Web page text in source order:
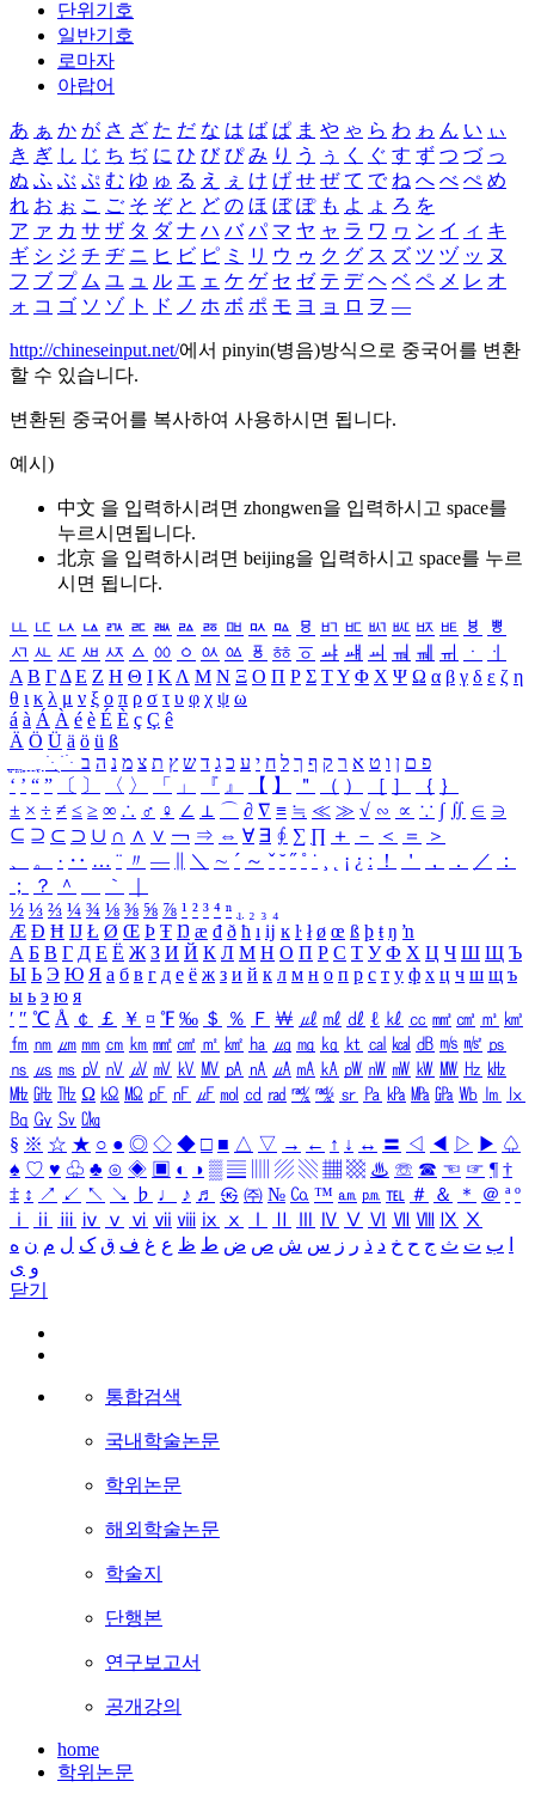
단위기호
일반기호
로마자
아랍어
あ ぁ か が さ ざ た だ な は ば ぱ ま や ゃ ら わ ゎ ん い ぃ
き ぎ し じ ち ぢ に ひ び ぴ み り う ぅ く ぐ す ず つ づ っ
ぬ ふ ぶ ぷ む ゆ ゅ る え ぇ け げ せ ぜ て で ね へ べ ぺ め
れ お ぉ こ ご そ ぞ と ど の ほ ぼ ぽ も よ ょ ろ を
ア ァ カ サ ザ タ ダ ナ ハ バ パ マ ヤ ャ ラ ワ ヮ ン イ ィ キ
ギ シ ジ チ ヂ ニ ヒ ビ ピ ミ リ ウ ゥ ク グ ス ズ ツ ヅ ッ ヌ
フ ブ プ ム ユ ュ ル エ ェ ケ ゲ セ ゼ テ デ ヘ ベ ペ メ レ オ
ォ コ ゴ ソ ゾ ト ド ノ ホ ボ ポ モ ヨ ョ ロ ヲ ―
http://chineseinput.net/에서 pinyin(병음)방식으로 중국어를 변환
할 수 있습니다.
변환된 중국어를 복사하여 사용하시면 됩니다.
예시)
中文 을 입력하시려면 zhongwen을 입력하시고 space를
누르시면됩니다.
北京 을 입력하시려면 beijing을 입력하시고 space를 누르
시면 됩니다.
ㅥ ㅦ ㅧ ㅨ ㅩ ㅪ ㅫ ㅬ ㅭ ㅮ ㅯ ㅰ ㅱ ㅲ ㅳ ㅴ ㅵ ㅶ ㅷ ㅸ
ㅹ
ㅺ ㅻ ㅼ ㅽ ㅾ ㅿ ㆀ ㆁ ㆂ ㆃ ㆄ ㆅ ㆆ ㆇ ㆈ ㆉ ㆊ ㆋ ㆌ ㆍ
ㆎ
Α Β ΓΔ Ε Ζ Η Θ Ι ΚΛ Μ Ν Ξ Ο Π Ρ Σ ΤΥ Φ Χ Ψ Ω α β γ δ ε ζ η
θ ι κ λ μ ν ξ ο π ρ σ τ υ φ χ ψ ω
á à Á À é è É È ç Ç ê
Ä Ö Ü ä ö ü ß
ִֶֹ ֻּ ׁׂ פ ם ן ו ט א ר ק ף ך ל ח י ע כ ג ד ש ץ ת צ מ נ ה ב
‘ ’ “ ” 〔 〕 〈 〉 「 」 『 』 【 】 ＂ （ ） ［ ］ ｛ ｝
± × ÷ ≠ ≤ ≥ ∞ ∴ ♂ ♀ ∠ ⊥ ⌒ ∂ ∇ ≡ ≒ ≪ ≫ √ ∽ ∝ ∵ ∫ ∬ ∈ ∋
⊆ ⊇ ⊂ ⊃ ∪ ∩ ∧ ∨ ￢ ⇒ ⇔ ∀ ∃ ∮ ∑ ∏ ＋ － ＜ ＝
＞
、
。 · ‥ … ¨ 〃 ― ＼ ∼ ´ ～ ˇ ˘ ˝ ˚ ˙ ¸ ¡ ¿ ː ！ ＇ ， ． ／
：
；
？ ＾ ｀
½ ⅓ ⅔ ¼ ¾ ⅛ ⅜ ⅝ ⅞ ¹ ² ³ ⁴ ⁿ ₁ ₂ ₃ ₄
Æ Ð Ħ Ĳ Ł Ø Œ Þ Ŧ Ŋ æ đ ð ħ ı ĳ ĸ ŀ ł ø œ ß þ ŧ ŋ ŉ
А Б В Г Д Е Ё Ж З И Й К Л М Н О П Р С Т У Ф Х Ц Ч Ш Щ Ъ
Ы Ь Э Ю Я а б в г д е ё ж з и й к л м н о п р с т у ф х ц ч ш щ ъ
ы ь э ю я
′ ″ ℃ Å ￠ ￡ ￥ ¤ ℉ ‰ ＄ ％ Ｆ ￦ ㎕ ㎖ ㎗ ℓ ㎘ ㏄ ㎣ ㎤ ㎥ ㎦
㎙ ㎚ ㎛ ㎜ ㎝ ㎞ ㎟ ㎠ ㎡ ㎢ ㏊ ㎍ ㎎ ㎏ ㏏ ㎈ ㎉ ㏈ ㎧ ㎨ ㎰
㎱ ㎲ ㎳ ㎴ ㎵ ㎶ ㎷ ㎸ ㎹ ㎀ ㎁ ㎂ ㎃ ㎄ ㎺ ㎻ ㎽ ㎾ ㎿ ㎐ ㎑
㎒ ㎓ ㎔ Ω ㏀ ㏁ ㎊ ㎋ ㎌ ㏖ ㏅ ㎭ ㎮ ㎯ ㏛ ㎩ ㎪ ㎫ ㎬ ㏝ ㏐
㏓
㏃ ㏉ ㏜ ㏆
§ ※ ☆ ★ ○ ● ◎ ◇ ◆ □ ■ △ ▽ → ← ↑ ↓ ↔ 〓 ◁ ◀ ▷ ▶ ♤
♠ ♡ ♥ ♧ ♣ ⊙ ◈ ▣ ◐ ◑ ▒ ▤ ▨ ▧ ▦ ▩ ♨ ☏ ☎ ☜ ☞ ¶ †
‡ ↕ ↗ ↙ ↖ ↘ ♭ ♩ ♪ ♬ ㉿ ㈜ № ㏇ ™ ㏂ ㏘ ℡ ＃ ＆ ＊ ＠ ª º
ⅰ
ⅱ ⅲ ⅳ ⅴ ⅵ ⅶ ⅷ ⅸ ⅹ Ⅳ Ⅴ Ⅵ Ⅶ Ⅷ Ⅸ Ⅹ
ب ت ث ج ح خ د ذ ر ز س ش ص ض ط ظ ع غ ف ق ک ل م ن ه
و ی
닫기
통합검색
국내학술논문
학위논문
해외학술논문
학술지
단행본
연구보고서
공개강의
home
학위논문